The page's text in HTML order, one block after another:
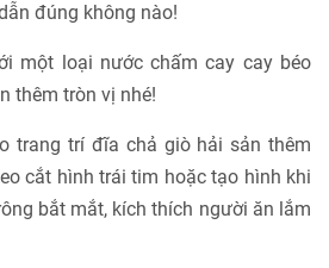
đúng không nào!
một loại nước chấm cay cay béo
thêm tròn vị nhé!
trang trí đĩa chả giò hải sản thêm
cắt hình trái tim hoặc tạo hình khi
bắt mắt, kích thích người ăn lắm